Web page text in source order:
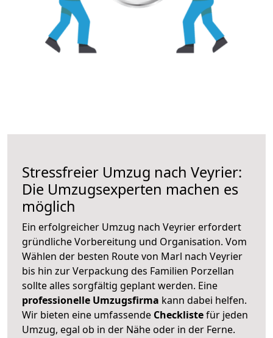
Stressfreier Umzug nach Veyrier:
Die Umzugsexperten machen es
möglich
Ein erfolgreicher Umzug nach Veyrier erfordert
gründliche Vorbereitung und Organisation. Vom
Wählen der besten Route von Marl nach Veyrier
bis hin zur Verpackung des Familien Porzellan
sollte alles sorgfältig geplant werden. Eine
professionelle Umzugsfirma kann dabei helfen.
Wir bieten eine umfassende Checklistefür jeden
Umzug, egal ob in der Nähe oder in der Ferne.